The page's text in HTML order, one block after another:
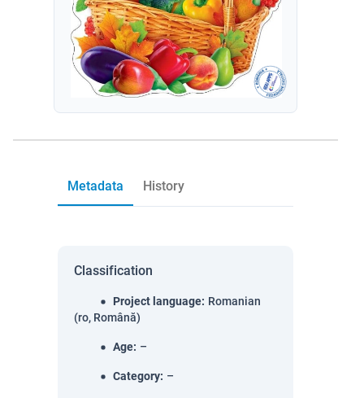
Metadata History
Classification
Project language: Romanian
(ro, Română)
Age: –
Category: –